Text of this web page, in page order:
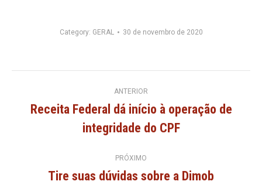
Category: GERAL 30 de novembro de 2020
Navegação
de
ANTERIOR
anterior:
Receita Federal dá início à operação de
integridade do CPF
PRÓXIMO
Próximo
Tire suas dúvidas sobre a Dimob